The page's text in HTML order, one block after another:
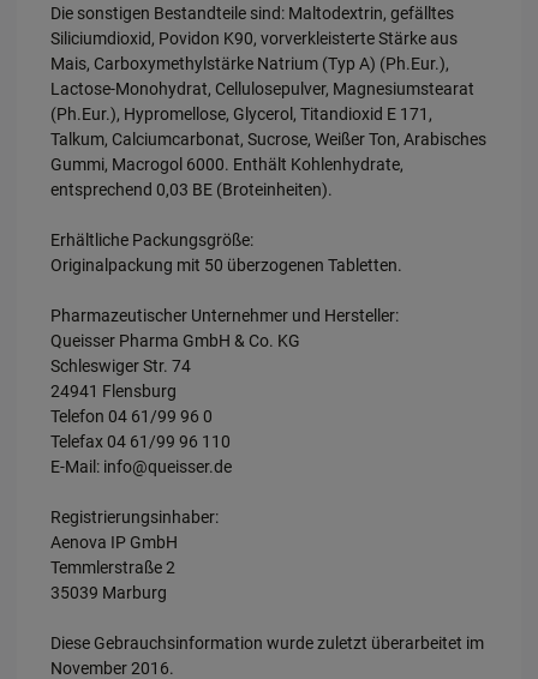
Die sonstigen Bestandteile sind: Maltodextrin, gefälltes
Siliciumdioxid, Povidon K90, vorverkleisterte Stärke aus
Mais, Carboxymethylstärke Natrium (Typ A) (Ph.Eur.),
Lactose-Monohydrat, Cellulosepulver, Magnesiumstearat
(Ph.Eur.), Hypromellose, Glycerol, Titandioxid E 171,
Talkum, Calciumcarbonat, Sucrose, Weißer Ton, Arabisches
Gummi, Macrogol 6000. Enthält Kohlenhydrate,
entsprechend 0,03 BE (Broteinheiten).
Erhältliche Packungsgröße:
Originalpackung mit 50 überzogenen Tabletten.
Pharmazeutischer Unternehmer und Hersteller:
Queisser Pharma GmbH & Co. KG
Schleswiger Str. 74
24941 Flensburg
Telefon 04 61/99 96 0
Telefax 04 61/99 96 110
E-Mail: info@queisser.de
Registrierungsinhaber:
Aenova IP GmbH
Temmlerstraße 2
35039 Marburg
Diese Gebrauchsinformation wurde zuletzt überarbeitet im
November 2016.